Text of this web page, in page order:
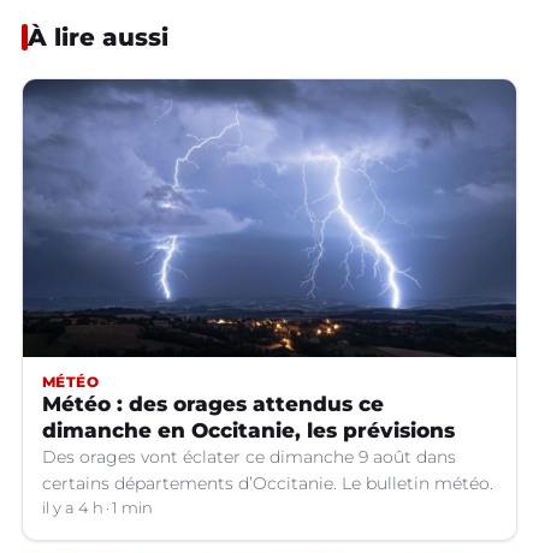
À lire aussi
MÉTÉO
Météo : des orages attendus ce
dimanche en Occitanie, les prévisions
Des orages vont éclater ce dimanche 9 août dans
certains départements d’Occitanie. Le bulletin météo.
il y a 4 h 1 min